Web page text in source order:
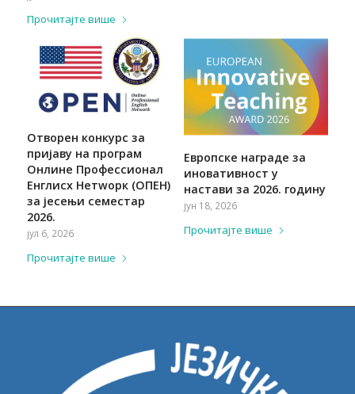
Прочитајте више
Отворен конкурс за
пријаву на програм
Онлине Профессионал
Енглисх Нетwорк (ОПЕН)
за јесењи семестар
2026.
јул 6, 2026
Прочитајте више
Европске награде за
иновативност у
настави за 2026. годину
јун 18, 2026
Прочитајте више